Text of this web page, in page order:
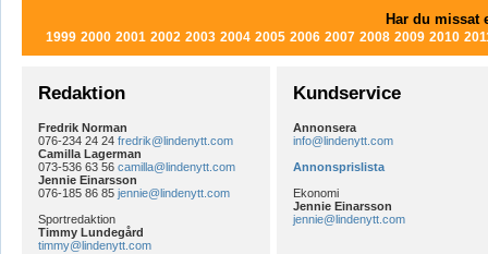
Har du missat
1999 2000 2001 2002 2003 2004 2005 2006 2007 2008 2009 2010
Redaktion
Fredrik Norman
076-234 24 24 fredrik@lindenytt.com
Camilla Lagerman
073-536 63 56 camilla@lindenytt.com
Jennie Einarsson
076-185 86 85 jennie@lindenytt.com
Sportredaktion
Timmy Lundegård
timmy@lindenytt.com
Kundservice
Annonsera
info@lindenytt.com
Annonsprislista
Ekonomi
Jennie Einarsson
jennie@lindenytt.com